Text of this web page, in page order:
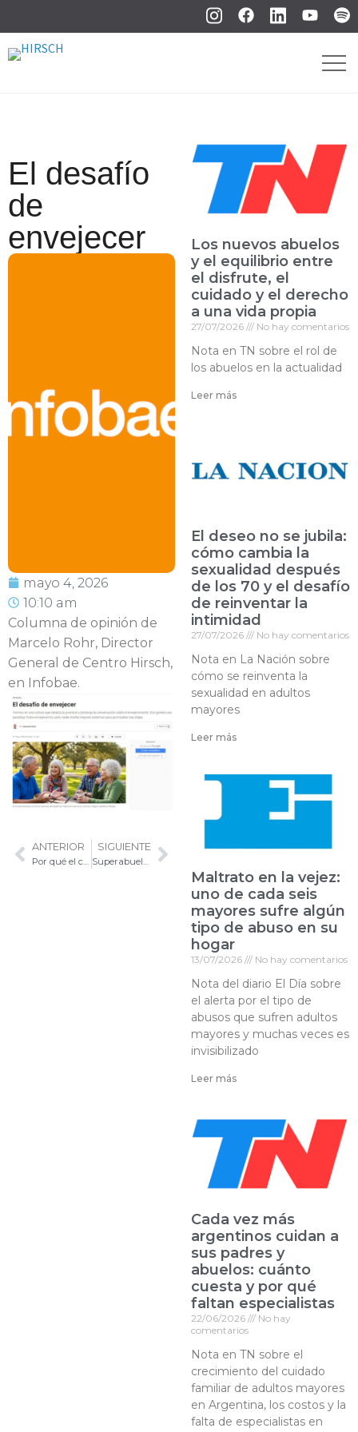
El desafío
de
envejecer
mayo 4, 2026
10:10 am
Columna de opinión de
Marcelo Rohr, Director
General de Centro Hirsch,
en Infobae.
ANTERIOR
Por qué el cerebro responde a la música cuando otras áreas fallan
SIGUIENTE
Superabuelos: cuando el deseo de cuidar a los nietos se convierte en una obligación
Los nuevos abuelos
y el equilibrio entre
el disfrute, el
cuidado y el derecho
a una vida propia
27/07/2026 No hay comentarios
Nota en TN sobre el rol de
los abuelos en la actualidad
Leer más
El deseo no se jubila:
cómo cambia la
sexualidad después
de los 70 y el desafío
de reinventar la
intimidad
27/07/2026 No hay comentarios
Nota en La Nación sobre
cómo se reinventa la
sexualidad en adultos
mayores
Leer más
Maltrato en la vejez:
uno de cada seis
mayores sufre algún
tipo de abuso en su
hogar
13/07/2026 No hay comentarios
Nota del diario El Día sobre
el alerta por el tipo de
abusos que sufren adultos
mayores y muchas veces es
invisibilizado
Leer más
Cada vez más
argentinos cuidan a
sus padres y
abuelos: cuánto
cuesta y por qué
faltan especialistas
22/06/2026
No hay
comentarios
Nota en TN sobre el
crecimiento del cuidado
familiar de adultos mayores
en Argentina, los costos y la
falta de especialistas en